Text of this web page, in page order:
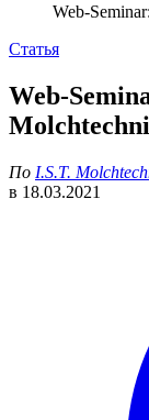
Web-
Статья
Web-
По I.S.T.
в 18.03.2021